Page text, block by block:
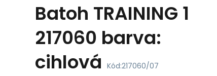
Batoh TRAINING 1
217060 barva:
cihlová Kód:217060/07